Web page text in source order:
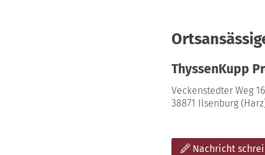
ThyssenKupp
Veckenstedter Weg 16
38871 Ilsenburg
Nachricht